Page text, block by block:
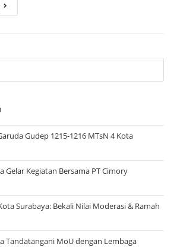
4
Peringati
H:
Bubur,
Kolosal
Gudep 1215-1216 MTsN 4 Kota
Gelar Kegiatan Bersama PT Cimory
Surabaya: Bekali Nilai Moderasi & Ramah
Tandatangani MoU dengan Lembaga